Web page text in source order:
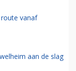
vanaf
aan de slag